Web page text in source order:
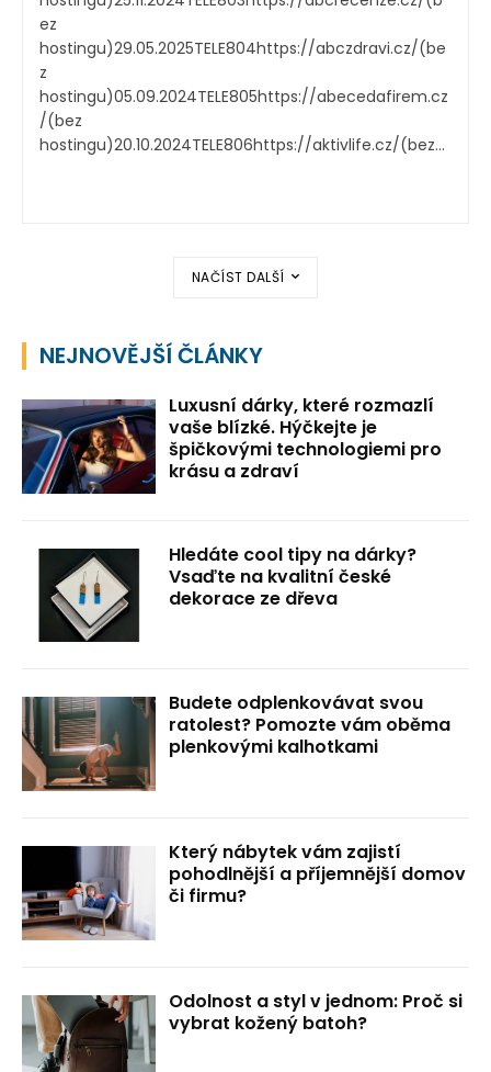
ez
hostingu)29.05.2025TELE804https://abczdravi.cz/(be
z
hostingu)05.09.2024TELE805https://abecedafirem.cz
/(bez
hostingu)20.10.2024TELE806https://aktivlife.cz/(bez...
NAČÍST DALŠÍ
NEJNOVĚJŠÍ ČLÁNKY
Luxusní dárky, které rozmazlí
vaše blízké. Hýčkejte je
špičkovými technologiemi pro
krásu a zdraví
Hledáte cool tipy na dárky?
Vsaďte na kvalitní české
dekorace ze dřeva
Budete odplenkovávat svou
ratolest? Pomozte vám oběma
plenkovými kalhotkami
Který nábytek vám zajistí
pohodlnější a příjemnější domov
či firmu?
Odolnost a styl v jednom: Proč si
vybrat kožený batoh?